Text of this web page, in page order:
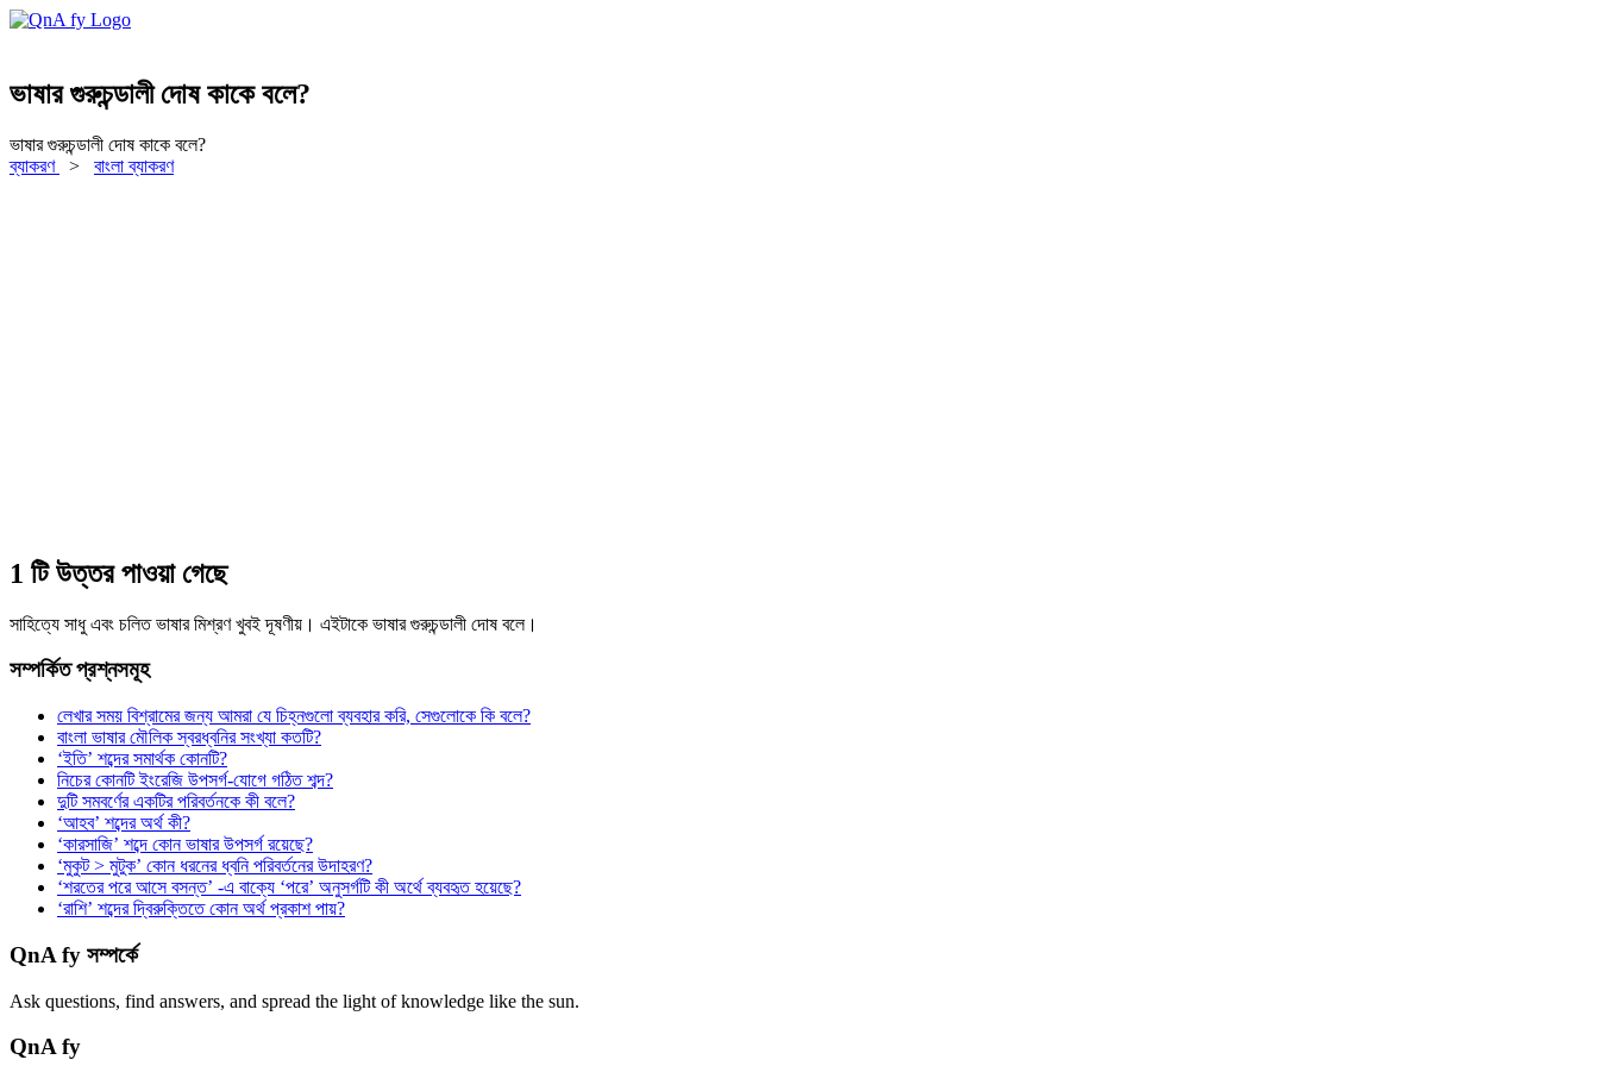
ভাষার গুরুচন্ডালী দোষ কাকে বলে?
ভাষার গুরুচন্ডালী দোষ কাকে বলে?
ব্যাকরণ
> বাংলা ব্যাকরণ
1 টি উত্তর পাওয়া গেছে
সাহিত্যে সাধু এবং চলিত ভাষার মিশ্রণ খুবই দূষণীয়। এইটাকে ভাষার গুরুচন্ডালী দোষ বলে।
সম্পর্কিত প্রশ্নসমূহ
লেখার সময় বিশ্রামের জন্য আমরা যে চিহ্নগুলো ব্যবহার করি, সেগুলোকে কি বলে?
বাংলা ভাষার মৌলিক স্বরধ্বনির সংখ্যা কতটি?
‘ইতি’ শব্দের সমার্থক কোনটি?
নিচের কোনটি ইংরেজি উপসর্গ-যোগে গঠিত শব্দ?
দুটি সমবর্ণের একটির পরিবর্তনকে কী বলে?
‘আহব’ শব্দের অর্থ কী?
‘কারসাজি’ শব্দে কোন ভাষার উপসর্গ রয়েছে?
‘মুকুট > মুটুক’ কোন ধরনের ধ্বনি পরিবর্তনের উদাহরণ?
‘শরতের পরে আসে বসন্ত’ -এ বাক্যে ‘পরে’ অনুসর্গটি কী অর্থে ব্যবহৃত হয়েছে?
‘রাশি’ শব্দের দ্বিরুক্তিতে কোন অর্থ প্রকাশ পায়?
QnA fy সম্পর্কে
Ask questions, find answers, and spread the light of knowledge like the sun.
QnAfy